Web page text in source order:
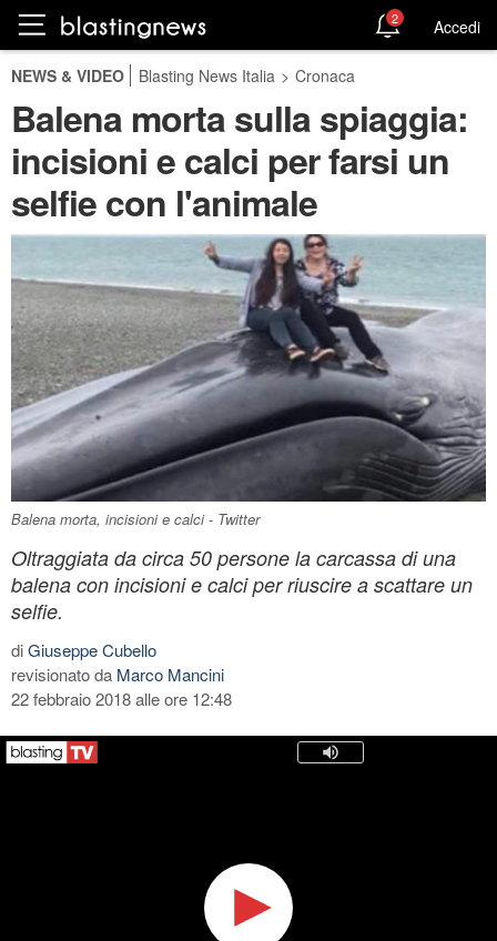
2 Accedi
NEWS & VIDEO Blasting News Italia > Cronaca
Balena morta sulla spiaggia:
incisioni e calci per farsi un
selfie con l'animale
Balena morta, incisioni e calci - Twitter
Oltraggiata da circa 50 persone la carcassa di una
balena con incisioni e calci per riuscire a scattare un
selfie.
diGiuseppe Cubello
revisionato da Marco Mancini
22 febbraio 2018 alle ore 12:48